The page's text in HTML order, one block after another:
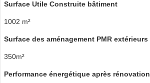
Surface Utile Construite bâtiment
1002 m²
Surface des aménagement PMR extérieurs
350m²
Performance énergétique après rénovation